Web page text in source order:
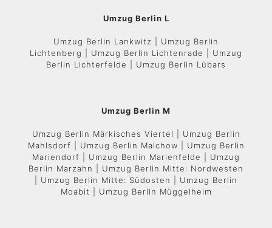
Umzug Berlin L
Umzug Berlin Lankwitz | Umzug Berlin
Lichtenberg | Umzug Berlin Lichtenrade | Umzug
Berlin Lichterfelde | Umzug Berlin Lübars
Umzug Berlin M
Umzug Berlin Märkisches Viertel | Umzug Berlin
Mahlsdorf | Umzug Berlin Malchow | Umzug Berlin
Mariendorf | Umzug Berlin Marienfelde | Umzug
Berlin Marzahn | Umzug Berlin Mitte: Nordwesten
| Umzug Berlin Mitte: Südosten | Umzug Berlin
Moabit | Umzug Berlin Müggelheim